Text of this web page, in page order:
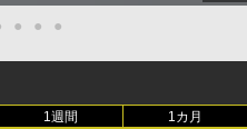
(CFI-ZCT2J)
高精度 H パターン シフター
限定】劇場版モノノ怪
(オリジナル特典:オリジナル
カー特典:【坤と離】二振りの
● ● ●
1週間 1カ月